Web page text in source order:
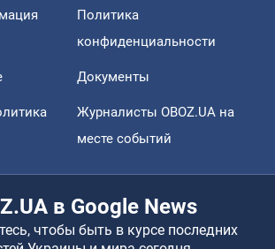
Политика
конфиденциальности
Документы
Журналисты OBOZ.UA на
месте событий
в Google News
чтобы быть в курсе последних